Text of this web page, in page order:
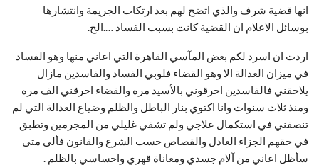
انها قضية شرف والذي اتضح لهم بعد ارتكاب الجريمة وانتشارها
بوسائل الاعلام ان القضية كانت بسبب الفساد ….الخ.
اردت ان اسرد لكم بعض المآسي القاهرة التي اعاني منها وهو الفساد
في ميزان العدالة الا وهو القضاء فلوبي الفساد والفاسدين مازال
يلاحقني فالفاسدين احرقوني بالأسيد مره والقضاء احرقني الف مره
ومنذ ثلاث سنوات وانا اكتوي بنار الباطل والظلم وضياع العدالة التي لم
تنصفني في استكمال علاجي ولم تشفي غليلي من المجرمين وتطبق
في حقهم الجزاء العادل والقصاص حسب الشرع والقانون فألى متى
سأظل اعاني من آلام جسدي ومعاناة قهري واحساسي بالظلم .